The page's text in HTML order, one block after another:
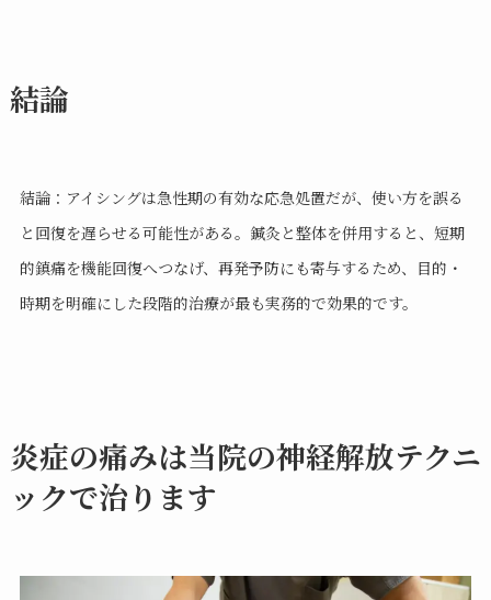
結論
結論：アイシングは急性期の有効な応急処置だが、使い方を誤る
と回復を遅らせる可能性がある。鍼灸と整体を併用すると、短期
的鎮痛を機能回復へつなげ、再発予防にも寄与するため、目的・
時期を明確にした段階的治療が最も実務的で効果的です。
炎症の痛みは当院の神経解放テクニ
ックで治ります